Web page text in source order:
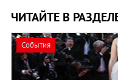
ЧИТАЙТЕ В
События